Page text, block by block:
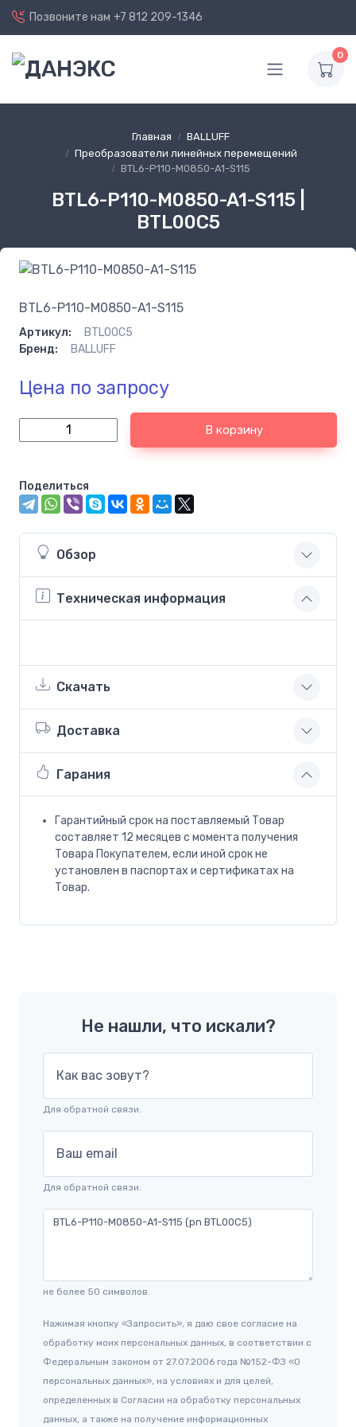
Позвоните нам +7 812 209-1346
0
Главная
BALLUFF
Преобразователи линейных перемещений
BTL6-P110-M0850-A1-S115
BTL6-P110-M0850-A1-S115 |
BTL00C5
BTL6-P110-M0850-A1-S115
Артикул:
BTL00C5
Бренд:
BALLUFF
Цена по запросу
В корзину
Поделиться
Обзор
Техническая информация
Скачать
Доставка
Гарания
Гарантийный срок на поставляемый Товар
составляет 12 месяцев с момента получения
Товара Покупателем, если иной срок не
установлен в паспортах и сертификатах на
Товар.
Не нашли, что искали?
Как вас зовут?
Для обратной связи.
Ваш email
Для обратной связи.
не более 50 символов.
Нажимая кнопку «Запросить», я даю свое согласие на
обработку моих персональных данных, в соответствии с
Федеральным законом от 27.07.2006 года №152-ФЗ «О
персональных данных», на условиях и для целей,
определенных в Согласии на обработку персональных
данных, а также на получение информационных